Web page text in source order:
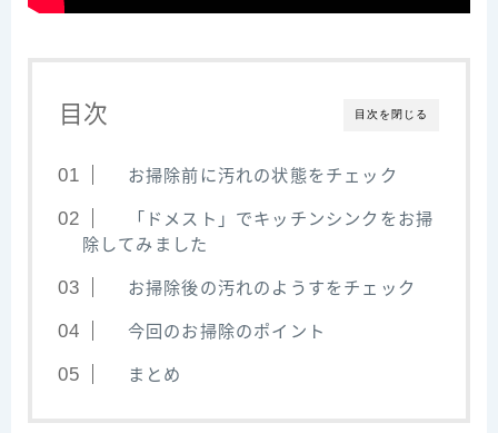
目次を閉じる
目次
お掃除前に汚れの状態をチェック
「ドメスト」でキッチンシンクをお掃
除してみました
お掃除後の汚れのようすをチェック
今回のお掃除のポイント
まとめ